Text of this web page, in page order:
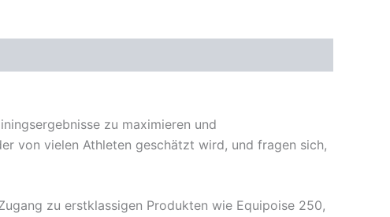
zu maximieren und
von vielen Athleten geschätzt wird, und fragen sich,
zu erstklassigen Produkten wie Equipoise 250,